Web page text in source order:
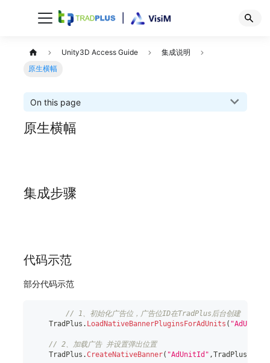
Unity3D Access Guide
集成说明
原生横幅
On this page
原生横幅
集成步骤
代码示范
部分代码示范
// 1、初始化广告位，广告位ID在TradPlus后台创建
    TradPlus
. LoadNativeBannerPluginsForAdUnits (
// 2、加载广告 并设置弹出位置
    TradPlus
.CreateNativeBanner( "AdUnitId" ,TradPlus